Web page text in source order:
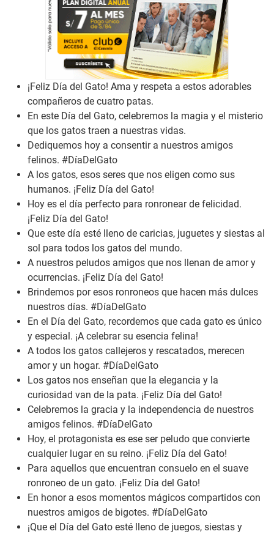
¡Feliz Día del Gato! Ama y respeta a estos adorables
compañeros de cuatro patas.
En este Día del Gato, celebremos la magia y el misterio
que los gatos traen a nuestras vidas.
Dediquemos hoy a consentir a nuestros amigos
felinos. #DíaDelGato
A los gatos, esos seres que nos eligen como sus
humanos. ¡Feliz Día del Gato!
Hoy es el día perfecto para ronronear de felicidad.
¡Feliz Día del Gato!
Que este día esté lleno de caricias, juguetes y siestas al
sol para todos los gatos del mundo.
A nuestros peludos amigos que nos llenan de amor y
ocurrencias. ¡Feliz Día del Gato!
Brindemos por esos ronroneos que hacen más dulces
nuestros días. #DíaDelGato
En el Día del Gato, recordemos que cada gato es único
y especial. ¡A celebrar su esencia felina!
A todos los gatos callejeros y rescatados, merecen
amor y un hogar. #DíaDelGato
Los gatos nos enseñan que la elegancia y la
curiosidad van de la pata. ¡Feliz Día del Gato!
Celebremos la gracia y la independencia de nuestros
amigos felinos. #DíaDelGato
Hoy, el protagonista es ese ser peludo que convierte
cualquier lugar en su reino. ¡Feliz Día del Gato!
Para aquellos que encuentran consuelo en el suave
ronroneo de un gato. ¡Feliz Día del Gato!
En honor a esos momentos mágicos compartidos con
nuestros amigos de bigotes. #DíaDelGato
¡Que el Día del Gato esté lleno de juegos, siestas y